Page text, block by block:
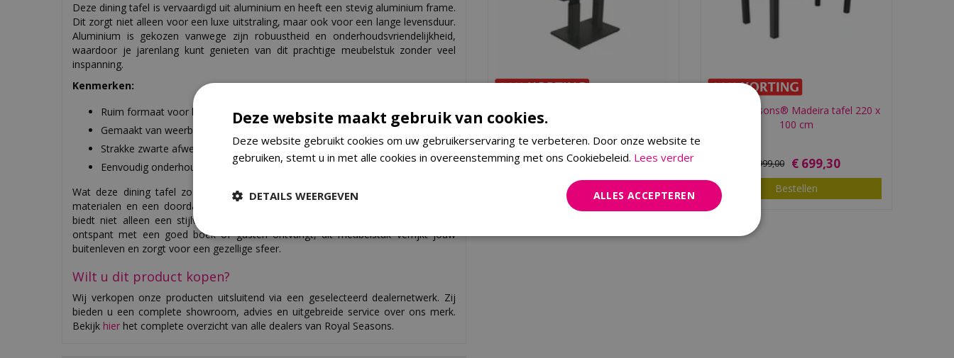
Deze dining tafel is vervaardigd uit aluminium en heeft een stevig aluminium frame.
Dit zorgt niet alleen voor een luxe uitstraling, maar ook voor een lange levensduur.
Aluminium is gekozen vanwege zijn robuustheid en onderhoudsvriendelijkheid,
waardoor je jarenlang kunt genieten van dit prachtige meubelstuk zonder veel
inspanning.
Kenmerken:
Ruim formaat voor het ontvangen van vrienden en familie.
Gemaakt van weerbestendig aluminium voor langdurig gebruik.
Strakke zwarte afwerking voor een moderne en stijlvolle uitstraling.
Eenvoudig onderhoud, perfect voor drukke buitenruimtes.
Wat deze dining tafel zo bijzonder maakt, is de combinatie van hoogwaardige
materialen en een doordacht design. De Noordwijk tafel 220x100xH77cm zwart
biedt niet alleen een stijlvolle uitstraling, maar ook optimaal comfort. Of je nu
ontspant met een goed boek of gasten ontvangt, dit meubelstuk verrijkt jouw
buitenleven en zorgt voor een gezellige sfeer.
Wilt u dit product kopen?
Wij verkopen onze producten uitsluitend via een geselecteerd dealernetwerk. Zij
bieden u een complete showroom, advies en uitgebreide service over ons merk.
Bekijk hier het complete overzicht van alle dealers van Royal Seasons.
Royal Seasons SOL in hoogte
verstelbare Dining tafel - L 14…
€ 499,00 € 349,30
Bestellen
Royal Seasons® Madeira tafel 220 x
100 cm
999,00 € 699,30
Bestellen
Deze website maakt gebruik van cookies.
Deze website gebruikt cookies om uw gebruikerservaring te verbeteren. Door onze website te
gebruiken, stemt u in met alle cookies in overeenstemming met ons Cookiebeleid. Lees verder
ALLES ACCEPTEREN
DETAILS WEERGEVEN